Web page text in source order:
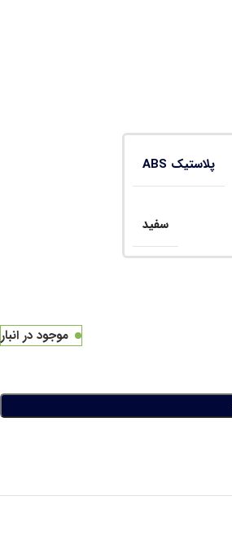
پلاستیک ABS
سفید
موجود در انبار